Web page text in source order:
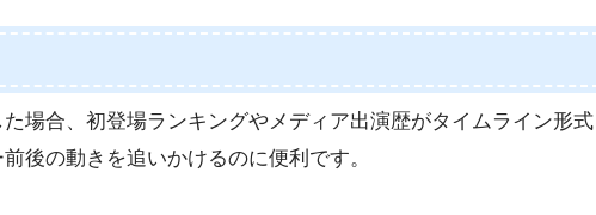
場合、初登場ランキングやメディア出演歴がタイムライン形式
後の動きを追いかけるのに便利です。